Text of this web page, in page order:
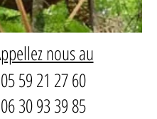
nous au
05 59 21 27 60
06 30 93 39 85